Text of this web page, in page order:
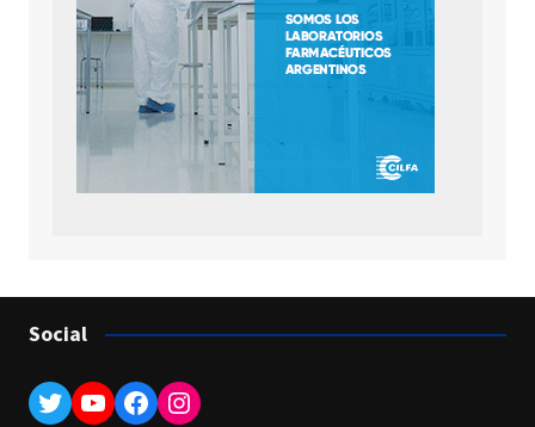
Social
Twitter
YouTube
Facebook
Instagram